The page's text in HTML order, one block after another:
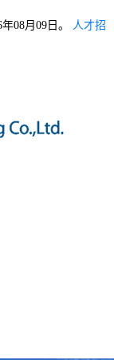
08月09日。
人才招